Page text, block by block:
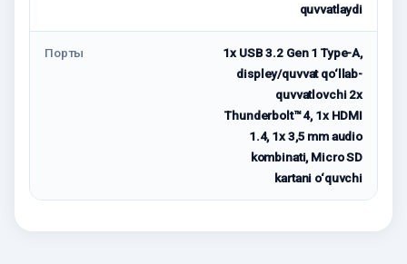
quvvatlaydi
Порты
1x USB 3.2 Gen 1 Type-A,
displey/quvvat qo‘llab-
quvvatlovchi 2x
Thunderbolt™ 4, 1x HDMI
1.4, 1x 3,5 mm audio
kombinati, Micro SD
kartani o‘quvchi